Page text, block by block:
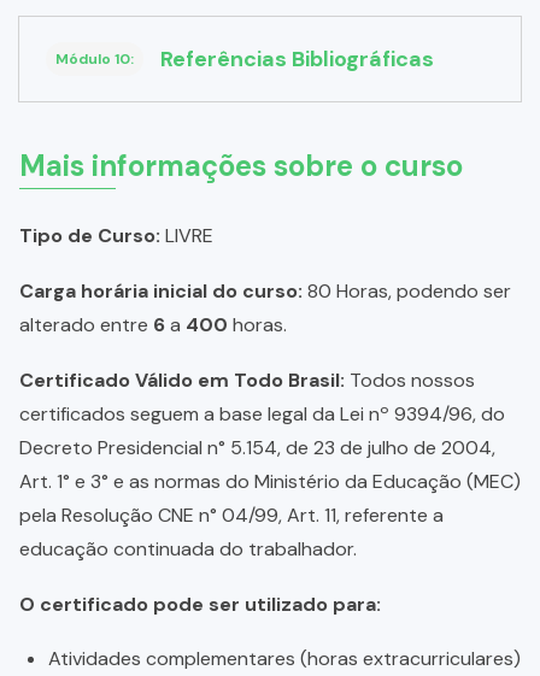
Módulo 10: Referências Bibliográficas
Mais informações sobre o curso
Tipo de Curso: LIVRE
Carga horária inicial do curso: 80 Horas, podendo ser
alterado entre 6a 400 horas.
Certificado Válido em Todo Brasil: Todos nossos
certificados seguem a base legal da Lei nº 9394/96, do
Decreto Presidencial n° 5.154, de 23 de julho de 2004,
Art. 1° e 3° e as normas do Ministério da Educação (MEC)
pela Resolução CNE n° 04/99, Art. 11, referente a
educação continuada do trabalhador.
O certificado pode ser utilizado para:
Atividades complementares (horas extracurriculares)